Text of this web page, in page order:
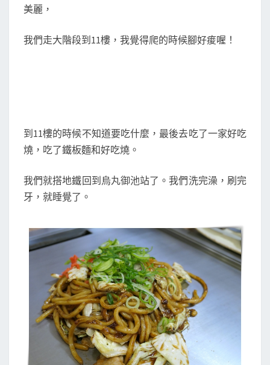
美麗，
我們走大階段到11樓，我覺得爬的時候腳好痠喔！
到11樓的時候不知道要吃什麼，最後去吃了一家好吃
燒，吃了鐵板麵和好吃燒。
我們就搭地鐵回到烏丸御池站了。我們洗完澡，刷完
牙，就睡覺了。